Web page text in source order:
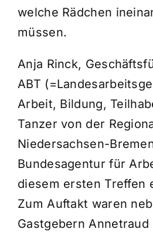
welche Rädchen
müssen.
Anja Rinck,
ABT
Arbeit, Bildung,
Tanzer von der
Niedersachsen-
Bundesagentur für
diesem ersten Treffen
Zum Auftakt waren
Gastgebern Annetraud